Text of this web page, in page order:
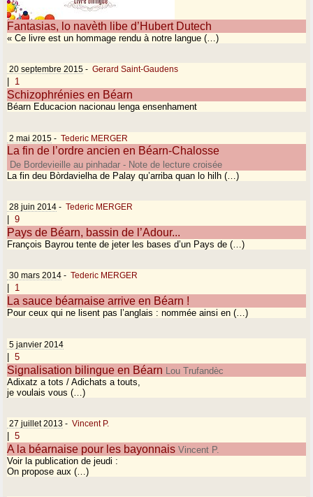
Fantasias, lo navèth libe d’Hubert Dutech
« Ce livre est un hommage rendu à notre langue (…)
20 septembre 2015 - Gerard Saint-Gaudens
1
Schizophrénies en Béarn
Béarn Educacion nacionau lenga ensenhament
2 mai 2015 - Tederic MERGER
La fin de l’ordre ancien en Béarn-Chalosse
De Bordevieille au pinhadar - Note de lecture croisée
La fin deu Bòrdavielha de Palay qu’arriba quan lo hilh (…)
28 juin 2014 - Tederic MERGER
9
Pays de Béarn, bassin de l’Adour...
François Bayrou tente de jeter les bases d’un Pays de (…)
30 mars 2014 - Tederic MERGER
1
La sauce béarnaise arrive en Béarn !
Pour ceux qui ne lisent pas l’anglais : nommée ainsi en (…)
5 janvier 2014
| 5
Signalisation bilingue en Béarn Lou Trufandèc
Adixatz a tots / Adichats a touts,
je voulais vous (…)
27 juillet 2013 - Vincent P.
5
A la béarnaise pour les bayonnais Vincent P.
Voir la publication de jeudi :
On propose aux (…)